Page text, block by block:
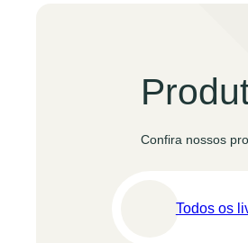
Confira nossos
Todos os